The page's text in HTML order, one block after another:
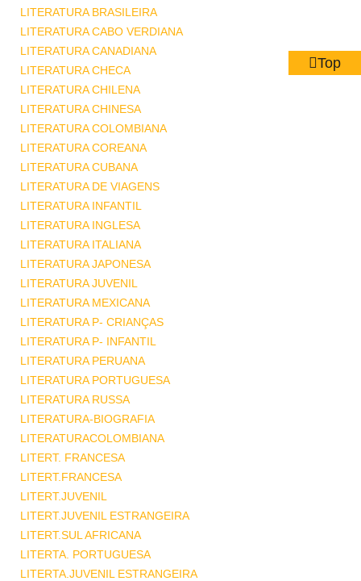
LITERATURA BRASILEIRA
LITERATURA CABO VERDIANA
LITERATURA CANADIANA
LITERATURA CHECA
LITERATURA CHILENA
LITERATURA CHINESA
LITERATURA COLOMBIANA
LITERATURA COREANA
LITERATURA CUBANA
LITERATURA DE VIAGENS
LITERATURA INFANTIL
LITERATURA INGLESA
LITERATURA ITALIANA
LITERATURA JAPONESA
LITERATURA JUVENIL
LITERATURA MEXICANA
LITERATURA P- CRIANÇAS
LITERATURA P- INFANTIL
LITERATURA PERUANA
LITERATURA PORTUGUESA
LITERATURA RUSSA
LITERATURA-BIOGRAFIA
LITERATURACOLOMBIANA
LITERT. FRANCESA
LITERT.FRANCESA
LITERT.JUVENIL
LITERT.JUVENIL ESTRANGEIRA
LITERT.SUL AFRICANA
LITERTA. PORTUGUESA
LITERTA.JUVENIL ESTRANGEIRA
Top